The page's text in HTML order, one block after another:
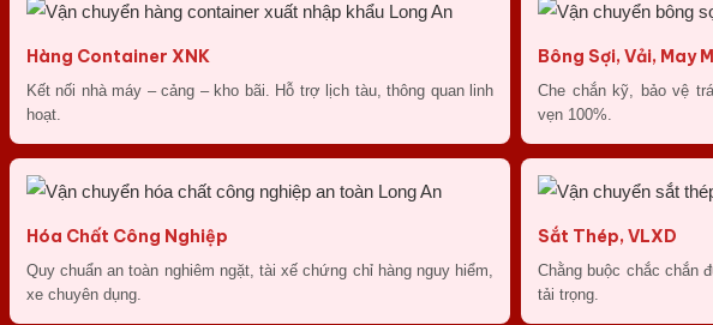
Hàng Container XNK
Kết nối nhà máy – cảng – kho bãi. Hỗ trợ lịch tàu, thông quan linh
hoạt.
Bông Sợi, Vải, May
Che chắn kỹ, bảo vệ
vẹn 100%.
Hóa Chất Công Nghiệp
Quy chuẩn an toàn nghiêm ngặt, tài xế chứng chỉ hàng nguy hiểm,
xe chuyên dụng.
Sắt Thép, VLXD
Chằng buộc chắc chắn
tải trọng.